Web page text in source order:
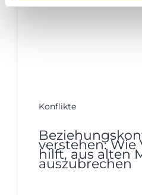
Konflikte
verstehen: Wie
hilft, aus alten
auszubrechen